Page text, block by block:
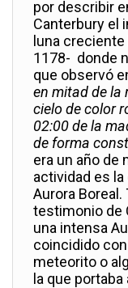
por describir
Canterbury el
luna creciente
1178- donde
que observó
en mitad de la
cielo de color
02:00 de la
de forma
era un año de
actividad es
Aurora
testimonio de
una intensa
coincidido
meteorito o
la que